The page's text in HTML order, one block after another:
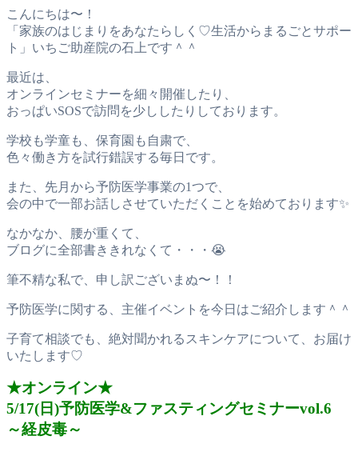
こんにちは〜！
「家族のはじまりをあなたらしく♡生活からまるごとサポー
ト」いちご助産院の石上です＾＾
最近は、
オンラインセミナーを細々開催したり、
おっぱいSOSで訪問を少ししたりしております。
学校も学童も、保育園も自粛で、
色々働き方を試行錯誤する毎日です。
また、先月から予防医学事業の1つで、
会の中で一部お話しさせていただくことを始めております✨
なかなか、腰が重くて、
ブログに全部書ききれなくて・・・😭
筆不精な私で、申し訳ございまぬ〜！！
予防医学に関する、主催イベントを今日はご紹介します＾＾
子育て相談でも、絶対聞かれるスキンケアについて、お届け
いたします♡
★オンライン★
5/17(日)予防医学&ファスティングセミナーvol.6
～経皮毒～